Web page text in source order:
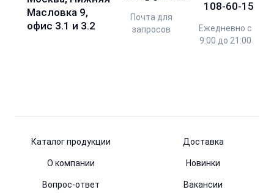
Масловка 9,
офис 3.1 и 3.2
Почта для
запросов
108-60-15
Ежедневно с
9:00 до 21:00
Каталог продукции Доставка
О компании Новинки
Вопрос-ответ Вакансии